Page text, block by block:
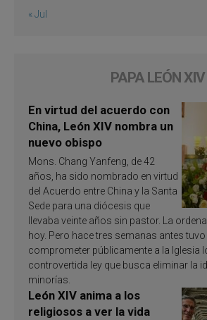
« Jul
PAPA LEÓN XIV
En virtud del acuerdo con
China, León XIV nombra un
nuevo obispo
Mons. Chang Yanfeng, de 42
años, ha sido nombrado en virtud
del Acuerdo entre China y la Santa
Sede para una diócesis que
llevaba veinte años sin pastor. La
hoy. Pero hace tres semanas antes tuvo
comprometer públicamente a la Iglesia
controvertida ley que busca eliminar la
minorías.
León XIV anima a los
religiosos a ver la vida